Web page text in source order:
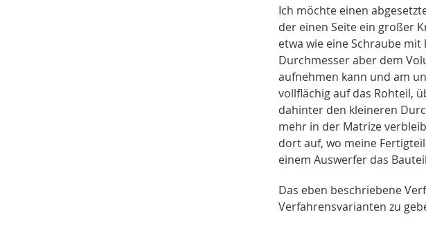
Ich möchte einen
der einen Seite ein großer
etwa wie eine Schraube
Durchmesser aber dem
aufnehmen kann und am
vollflächig auf das Rohteil,
dahinter den kleineren
mehr in der Matrize
dort auf, wo meine
einem Auswerfer das
Das eben beschriebene
Verfahrensvarianten zu